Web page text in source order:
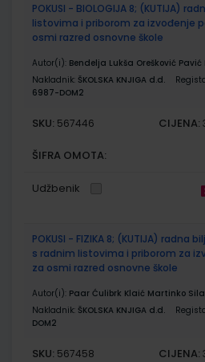
POKUSI - BIOLOGIJA 8; (KUTIJA)
listovima i priborom za izvođenje
osmi razred osnovne škole
Autor(i): Bendelja Lukša Orešković
Nakladnik: ŠKOLSKA KNJIGA d.d.
6987-DOM2
SKU: 567446 CIJENA:
ŠIFRA OMOTA:
Udžbenik
POKUSI - FIZIKA 8; (KUTIJA) radna
s radnim listovima i priborom za
za osmi razred osnovne škole
Autor(i): Paar Ćulibrk Klaić Martinko
Nakladnik: ŠKOLSKA KNJIGA d.d.
DOM2
SKU: 567458 CIJENA: